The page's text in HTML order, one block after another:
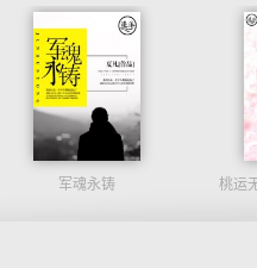
军魂永铸 桃运